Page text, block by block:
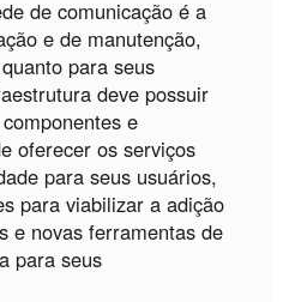
de comunicação é a
e de manutenção,
para seus
deve possuir
e
oferecer os serviços
para seus usuários,
para viabilizar a adição
e novas ferramentas de
para seus